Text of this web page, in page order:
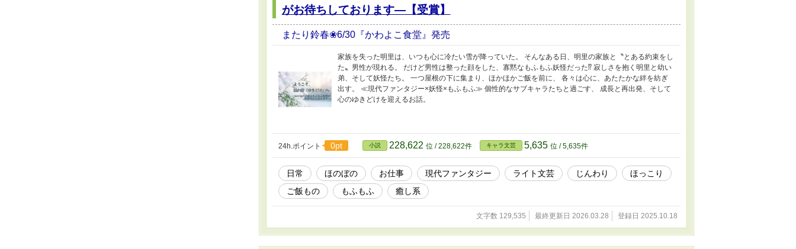
がお待ちしております―【受賞】
またり鈴春❀6/30『かわよこ食堂』発売
家族を失った明里は、いつも心に冷たい雪が降っていた。 そんなある日、明里の家族と〝とある約束をし
た〟男性が現れる。 だけど男性は整った顔をした、寡黙なもふもふ妖怪だった⁉ 寂しさを抱く明里と幼い
弟、そして妖怪たち。 一つ屋根の下に集まり、ほかほかご飯を前に、 各々は心に、あたたかな絆を紡ぎ
出す。 ≪現代ファンタジー×妖怪×もふもふ≫ 個性的なサブキャラたちと過ごす、 成長と再出発、そして
心のゆきどけを迎えるお話。
24h.ポイント 0pt 小説 228,622 位 / 228,622件 キャラ文芸 5,635 位 / 5,635件
日常 ほのぼの お仕事 現代ファンタジー ライト文芸 じんわり
ほっこり
ご飯もの
もふもふ 癒し系
文字数 129,535 最終更新日 2026.03.28 登録日 2025.10.18